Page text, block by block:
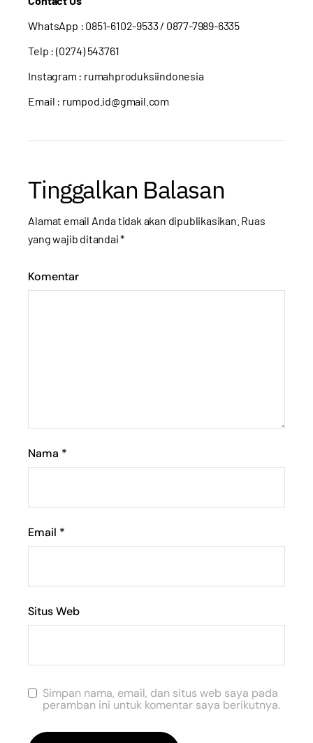
WhatsApp : 0851-6102-9533/ 0877-7989-6335
Telp : (0274) 543761
Instagram : rumahproduksiindonesia
Email : rumpod.id@gmail.com
Tinggalkan Balasan
Alamat email Anda tidak akan dipublikasikan. Ruas
yang wajib ditandai*
Komentar
Nama *
Email *
Situs Web
Simpan nama, email, dan situs web saya pada
peramban ini untuk komentar saya berikutnya.